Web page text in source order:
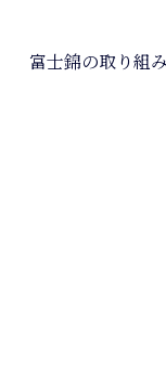
富士錦の取り組み